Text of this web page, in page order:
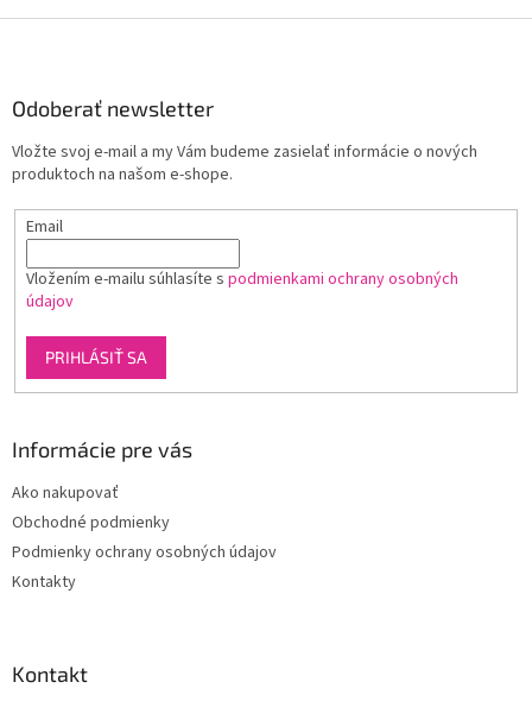
Odoberať newsletter
Vložte svoj e-mail a my Vám budeme zasielať informácie o nových
produktoch na našom e-shope.
Email
Vložením e-mailu súhlasíte s podmienkami ochrany osobných
údajov
PRIHLÁSIŤ SA
Informácie pre vás
Ako nakupovať
Obchodné podmienky
Podmienky ochrany osobných údajov
Kontakty
Kontakt